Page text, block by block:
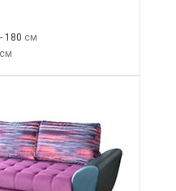
180